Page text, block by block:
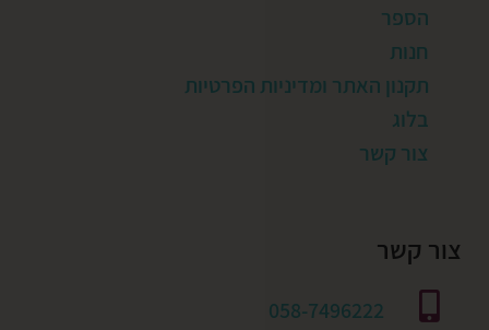
הספר
חנות
תקנון האתר ומדיניות הפרטיות
בלוג
צור קשר
צור קשר
058-7496222